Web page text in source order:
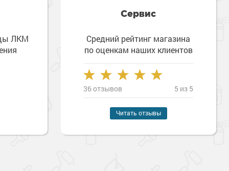
ЛКМ
Сервис
Средний рейтинг магазина
по оценкам наших клиентов
36 отзывов 5 из 5
Читать отзывы